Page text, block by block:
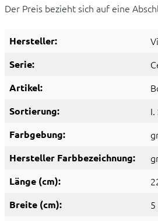
Der Preis bezieht sich auf eine
Hersteller:
Serie:
Artikel:
Sortierung: I.
Farbgebung:
Hersteller Farbbezeichnung:
Länge (cm):
Breite (cm): 5